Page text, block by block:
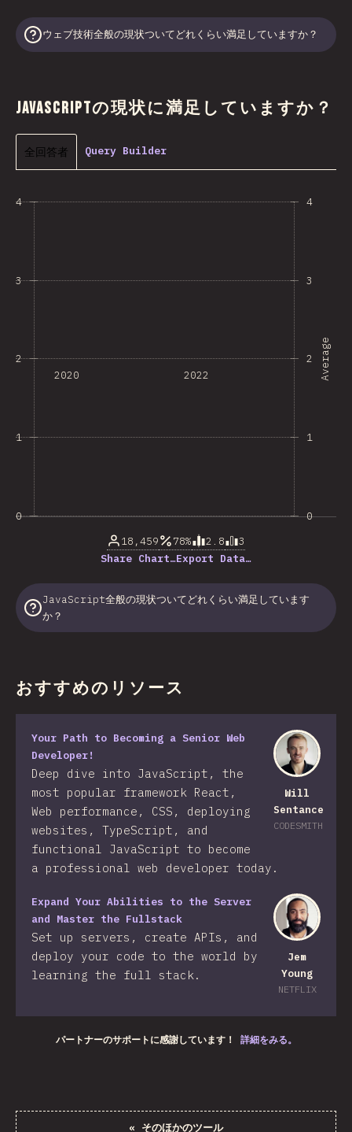
ウェブ技術全般の現状ついてどれくらい満足していますか？
JavaScriptの現状に満足していますか？
全回答者 Query Builder
0
1
2
3
4
2020 2022
0
1
2
3
4
Average
18,459 78% 2.8
3
Share Chart…Export Data…
JavaScript全般の現状ついてどれくらい満足しています
か？
おすすめのリソース
Will
Sentance
CODESMITH
Your Path to Becoming a Senior Web
Developer!
Deep dive into JavaScript, the
most popular framework React,
Web performance, CSS, deploying
websites, TypeScript, and
functional JavaScript to become
a professional web developer today.
Jem
Young
NETFLIX
Expand Your Abilities to the Server
and Master the Fullstack
Set up servers, create APIs, and
deploy your code to the world by
learning the full stack.
パートナーのサポートに感謝しています！ 詳細をみる。
« そのほかのツール